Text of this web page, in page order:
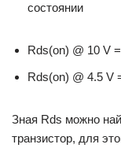
состоянии
Rds(on) @ 10 V
Rds(on) @ 4.5 V
Зная Rds можно
транзистор, для